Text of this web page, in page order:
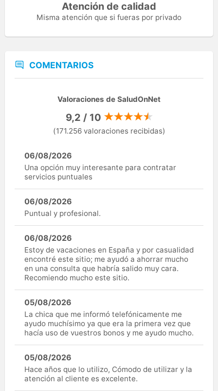
Atención de calidad
Misma atención que si fueras por privado
COMENTARIOS
Valoraciones de SaludOnNet
9,2 / 10
(171.256 valoraciones recibidas)
06/08/2026
Una opción muy interesante para contratar
servicios puntuales
06/08/2026
Puntual y profesional.
06/08/2026
Estoy de vacaciones en España y por casualidad
encontré este sitio; me ayudó a ahorrar mucho
en una consulta que habría salido muy cara.
Recomiendo mucho este sitio.
05/08/2026
La chica que me informó telefónicamente me
ayudo muchísimo ya que era la primera vez que
hacía uso de vuestros bonos y me ayudo mucho.
05/08/2026
Hace años que lo utilizo, Cómodo de utilizar y la
atención al cliente es excelente.